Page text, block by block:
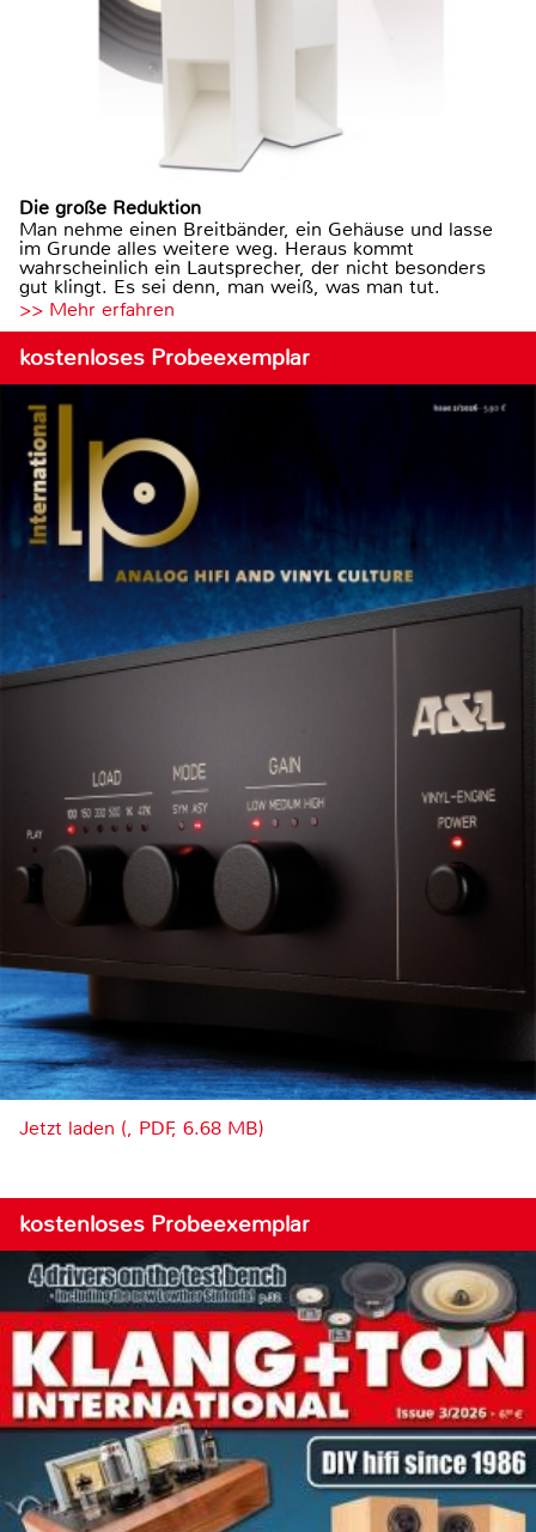
Die große Reduktion
Man nehme einen Breitbänder, ein Gehäuse und lasse
im Grunde alles weitere weg. Heraus kommt
wahrscheinlich ein Lautsprecher, der nicht besonders
gut klingt. Es sei denn, man weiß, was man tut.
>> Mehr erfahren
kostenloses Probeexemplar
Jetzt laden (, PDF, 6.68 MB)
kostenloses Probeexemplar